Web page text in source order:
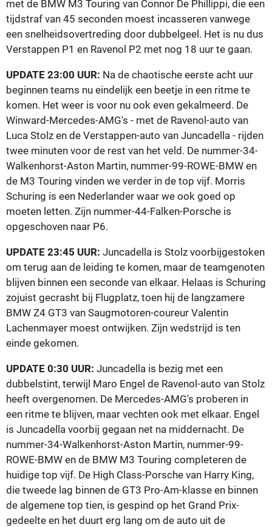
met de BMW M3 Touring van Connor De Phillippi, die een
tijdstraf van 45 seconden moest incasseren vanwege
een snelheidsovertreding door dubbelgeel. Het is nu dus
Verstappen P1 en Ravenol P2 met nog 18 uur te gaan.
UPDATE 23:00 UUR: Na de chaotische eerste acht uur
beginnen teams nu eindelijk een beetje in een ritme te
komen. Het weer is voor nu ook even gekalmeerd. De
Winward-Mercedes-AMG's - met de Ravenol-auto van
Luca Stolz en de Verstappen-auto van Juncadella - rijden
twee minuten voor de rest van het veld. De nummer-34-
Walkenhorst-Aston Martin, nummer-99-ROWE-BMW en
de M3 Touring vinden we verder in de top vijf. Morris
Schuring is een Nederlander waar we ook goed op
moeten letten. Zijn nummer-44-Falken-Porsche is
opgeschoven naar P6.
UPDATE 23:45 UUR: Juncadella is Stolz voorbijgestoken
om terug aan de leiding te komen, maar de teamgenoten
blijven binnen een seconde van elkaar. Helaas is Schuring
zojuist gecrasht bij Flugplatz, toen hij de langzamere
BMW Z4 GT3 van Saugmotoren-coureur Valentin
Lachenmayer moest ontwijken. Zijn wedstrijd is ten
einde gekomen.
UPDATE 0:30 UUR: Juncadella is bezig met een
dubbelstint, terwijl Maro Engel de Ravenol-auto van Stolz
heeft overgenomen. De Mercedes-AMG's proberen in
een ritme te blijven, maar vechten ook met elkaar. Engel
is Juncadella voorbij gegaan net na middernacht. De
nummer-34-Walkenhorst-Aston Martin, nummer-99-
ROWE-BMW en de BMW M3 Touring completeren de
huidige top vijf. De High Class-Porsche van Harry King,
die tweede lag binnen de GT3 Pro-Am-klasse en binnen
de algemene top tien, is gespind op het Grand Prix-
gedeelte en het duurt erg lang om de auto uit de